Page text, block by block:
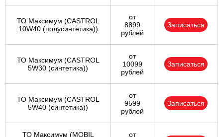
ТО Максимум (CASTROL
10W40 (полусинтетика))
от
8899
рублей
Записаться
ТО Максимум (CASTROL
5W30 (синтетика))
от
10099
рублей
Записаться
ТО Максимум (CASTROL
5W40 (синтетика))
от
9599
рублей
Записаться
ТО Максимум (MOBIL от